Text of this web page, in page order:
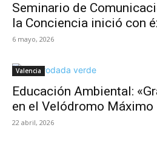
Seminario de
la Conciencia inició con
6 mayo, 2026
Valencia
Educación Ambiental:
en el Velódromo Máximo
22 abril, 2026